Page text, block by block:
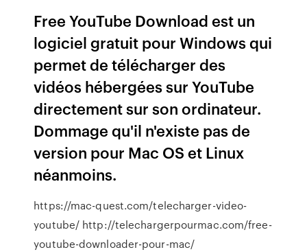
Free YouTube Download est un
logiciel gratuit pour Windows qui
permet de télécharger des
vidéos hébergées sur YouTube
directement sur son ordinateur.
Dommage qu'il n'existe pas de
version pour Mac OS et Linux
néanmoins.
https://mac-quest.com/telecharger-video-
youtube/ http://telechargerpourmac.com/free-
youtube-downloader-pour-mac/